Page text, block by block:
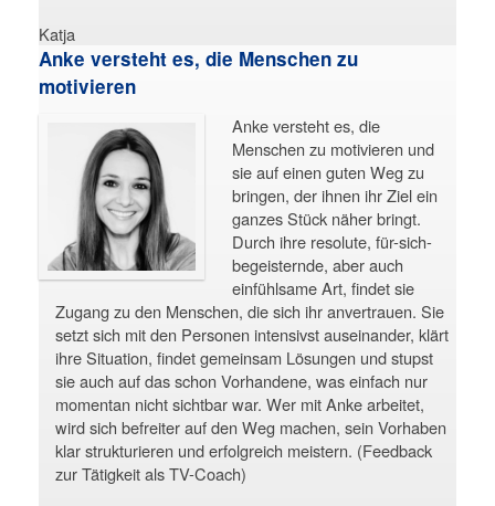
Katja
Anke versteht es, die Menschen zu
motivieren
Anke versteht es, die
Menschen zu motivieren und
sie auf einen guten Weg zu
bringen, der ihnen ihr Ziel ein
ganzes Stück näher bringt.
Durch ihre resolute, für-sich-
begeisternde, aber auch
einfühlsame Art, findet sie
Zugang zu den Menschen, die sich ihr anvertrauen. Sie
setzt sich mit den Personen intensivst auseinander, klärt
ihre Situation, findet gemeinsam Lösungen und stupst
sie auch auf das schon Vorhandene, was einfach nur
momentan nicht sichtbar war. Wer mit Anke arbeitet,
wird sich befreiter auf den Weg machen, sein Vorhaben
klar strukturieren und erfolgreich meistern. (Feedback
zur Tätigkeit als TV-Coach)